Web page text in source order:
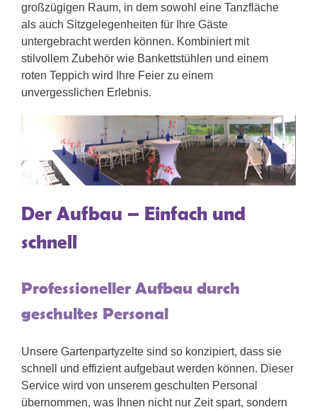
großzügigen Raum, in dem sowohl eine Tanzfläche
als auch Sitzgelegenheiten für Ihre Gäste
untergebracht werden können. Kombiniert mit
stilvollem Zubehör wie Bankettstühlen und einem
roten Teppich wird Ihre Feier zu einem
unvergesslichen Erlebnis.
Der Aufbau – Einfach und
schnell
Professioneller Aufbau durch
geschultes Personal
Unsere Gartenpartyzelte sind so konzipiert, dass sie
schnell und effizient aufgebaut werden können. Dieser
Service wird von unserem geschulten Personal
übernommen, was Ihnen nicht nur Zeit spart, sondern